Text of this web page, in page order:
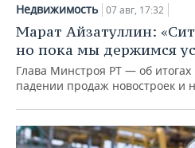
Недвижимость 07 авг, 17:32
Марат Айзатуллин:
но пока мы держимся
Глава Минстроя РТ — об итогах
падении продаж новостроек и